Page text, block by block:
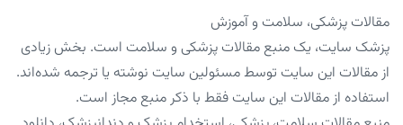
مقالات پزشکی، سلامت و آموزش
پزشک سایت، یک منبع مقالات پزشکی و سلامت است. بخش زیادی
از مقالات این سایت توسط مسئولین سایت نوشته یا ترجمه شده‌اند.
استفاده از مقالات این سایت فقط با ذکر منبع مجاز است.